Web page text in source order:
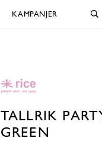
KAMPANJER
TALLRIK
GREEN